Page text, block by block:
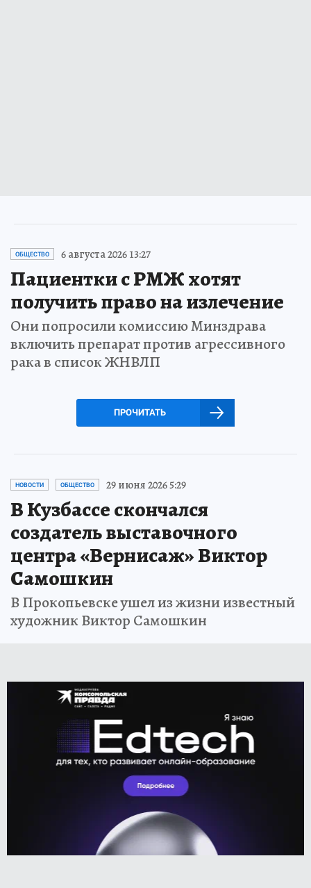
ОБЩЕСТВО 6 августа 2026 13:27
Пациентки с РМЖ хотят
получить право на излечение
Они попросили комиссию Минздрава
включить препарат против агрессивного
рака в список ЖНВЛП
ПРОЧИТАТЬ
НОВОСТИ ОБЩЕСТВО 29 июня 2026 5:29
В Кузбассе скончался
создатель выставочного
центра «Вернисаж» Виктор
Самошкин
В Прокопьевске ушел из жизни известный
художник Виктор Самошкин